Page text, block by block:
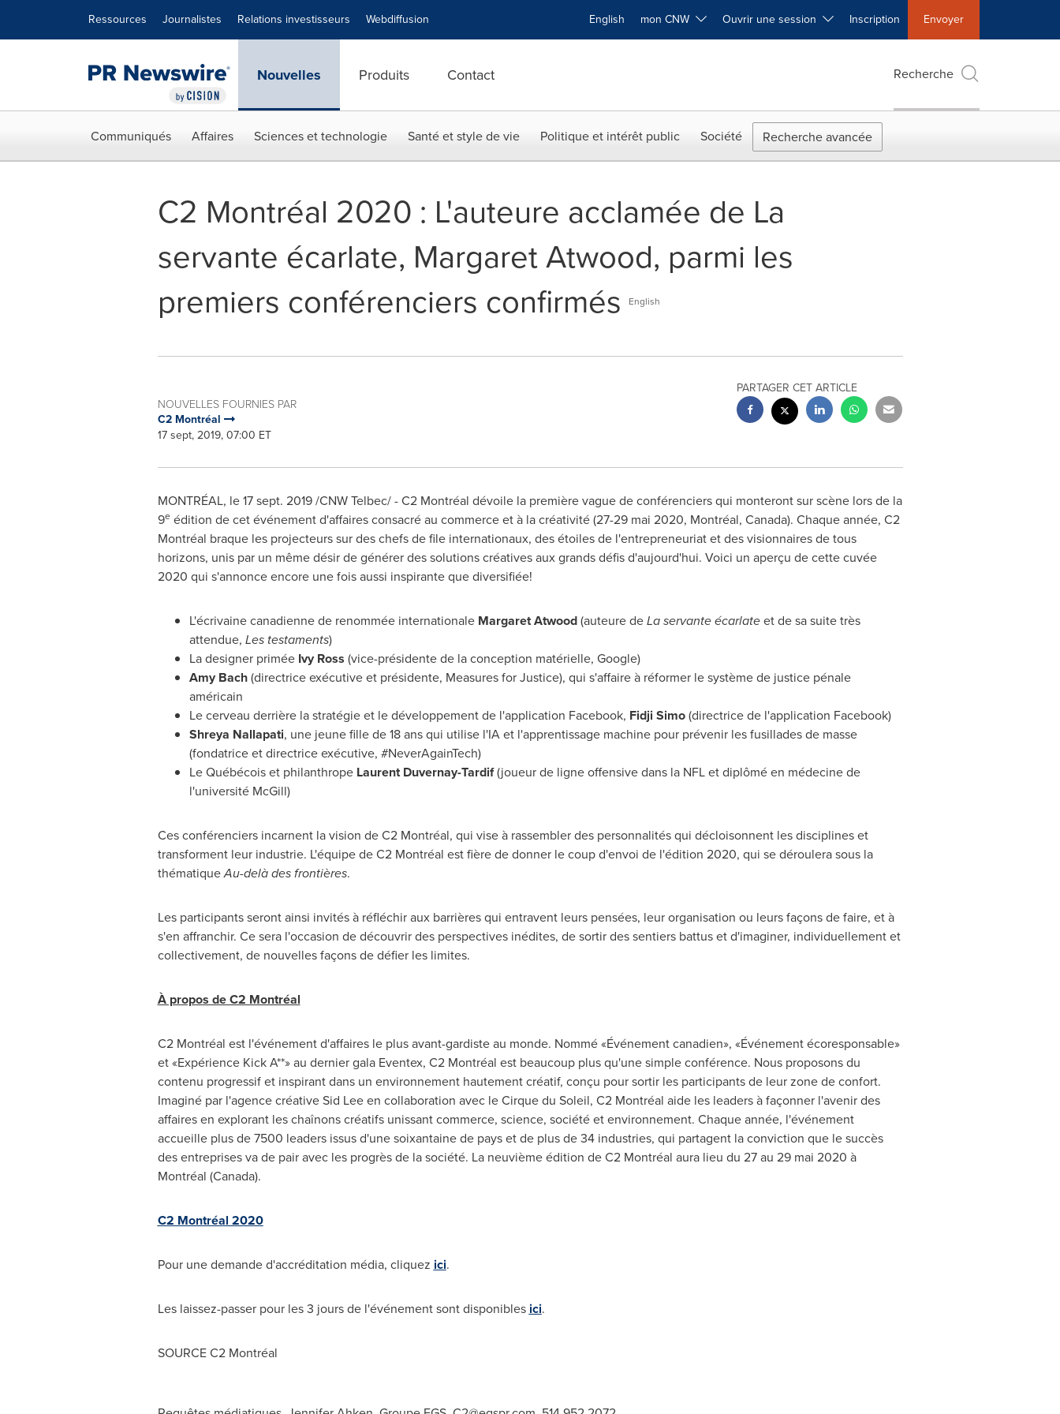
Ressources Journalistes Relations investisseurs Webdiffusion English mon CNW Ouvrir une session Inscription Envoyer
Nouvelles Produits Contact Recherche
Communiqués Affaires Sciences et technologie Santé et style de vie Politique et intérêt public Société Recherche avancée
C2 Montréal 2020 : L'auteure acclamée de La
servante écarlate, Margaret Atwood, parmi les
premiers conférenciers confirmés
English
NOUVELLES FOURNIES PAR
C2 Montréal
17 sept, 2019, 07:00 ET
PARTAGER CET ARTICLE
MONTRÉAL, le17 sept. 2019/CNW Telbec/ - C2 Montréal dévoile la première vague de conférenciers qui monteront sur scène lors de la
9eédition de cet événement d'affaires consacré au commerce et à la créativité (27-29 mai 2020, Montréal, Canada). Chaque année, C2
Montréal braque les projecteurs sur des chefs de file internationaux, des étoiles de l'entrepreneuriat et des visionnaires de tous
horizons, unis par un même désir de générer des solutions créatives aux grands défis d'aujourd'hui. Voici un aperçu de cette cuvée
2020 qui s'annonce encore une fois aussi inspirante que diversifiée!
L'écrivaine canadienne de renommée internationale Margaret Atwood(auteure deLa servante écarlateet de sa suite très
attendue, Les testaments)
La designer primée Ivy Ross (vice-présidente de la conception matérielle, Google)
Amy Bach(directrice exécutive et présidente, Measures for Justice), qui s'affaire à réformer le système de justice pénale
américain
Le cerveau derrière la stratégie et le développement de l'application Facebook, Fidji Simo(directrice de l'application Facebook)
Shreya Nallapati, une jeune fille de 18 ans qui utilise l'IA et l'apprentissage machine pour prévenir les fusillades de masse
(fondatrice et directrice exécutive, #NeverAgainTech)
Le Québécois et philanthrope Laurent Duvernay-Tardif(joueur de ligne offensive dans la NFL et diplômé en médecine de
l'université McGill)
Ces conférenciers incarnent la vision de C2 Montréal, qui vise à rassembler des personnalités qui décloisonnent les disciplines et
transforment leur industrie. L'équipe de C2 Montréal est fière de donner le coup d'envoi de l'édition 2020, qui se déroulera sous la
thématiqueAu-delà des frontières.
Les participants seront ainsi invités à réfléchir aux barrières qui entravent leurs pensées, leur organisation ou leurs façons de faire, et à
s'en affranchir. Ce sera l'occasion de découvrir des perspectives inédites, de sortir des sentiers battus et d'imaginer, individuellement et
collectivement, de nouvelles façons de défier les limites.
À propos de C2 Montréal
C2 Montréal est l'événement d'affaires le plus avant-gardiste au monde. Nommé «Événement canadien», «Événement écoresponsable»
et «Expérience Kick A**» au dernier gala Eventex, C2 Montréal est beaucoup plus qu'une simple conférence. Nous proposons du
contenu progressif et inspirant dans un environnement hautement créatif, conçu pour sortir les participants de leur zone de confort.
Imaginé par l'agence créativeSid Leeen collaboration avec le Cirque du Soleil, C2 Montréal aide les leaders à façonner l'avenir des
affaires en explorant les chaînons créatifs unissant commerce, science, société et environnement. Chaque année, l'événement
accueille plus de 7500 leaders issus d'une soixantaine de pays et de plus de 34 industries, qui partagent la conviction que le succès
des entreprises va de pair avec les progrès de la société. La neuvième édition de C2 Montréal aura lieu du 27 au 29 mai 2020 à
Montréal (Canada).
C2 Montréal 2020
Pour une demande d'accréditation média, cliquez ici.
Les laissez-passer pour les 3 jours de l'événement sont disponibles ici.
SOURCE C2 Montréal